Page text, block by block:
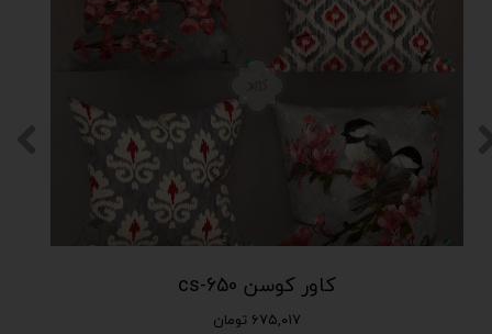
کاور کوسن cs-650
۶۷۵,۰۱۷ تومان